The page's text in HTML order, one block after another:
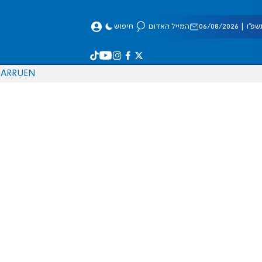
08/2026 המייל האדום חיפוש
EN
RU
AR